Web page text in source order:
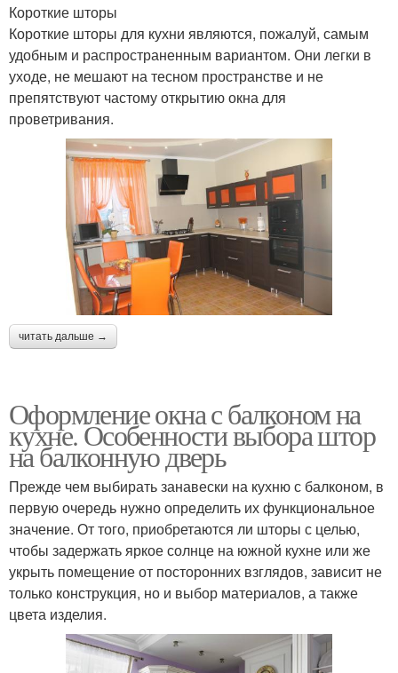
Короткие шторы
Короткие шторы для кухни являются, пожалуй, самым
удобным и распространенным вариантом. Они легки в
уходе, не мешают на тесном пространстве и не
препятствуют частому открытию окна для
проветривания.
читать дальше →
Оформление окна с балконом на
кухне. Особенности выбора штор
на балконную дверь
Прежде чем выбирать занавески на кухню с балконом, в
первую очередь нужно определить их функциональное
значение. От того, приобретаются ли шторы с целью,
чтобы задержать яркое солнце на южной кухне или же
укрыть помещение от посторонних взглядов, зависит не
только конструкция, но и выбор материалов, а также
цвета изделия.